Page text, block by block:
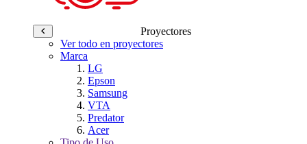
Proyectores
Ver todo en proyectores
Marca
LG
Epson
Samsung
VTA
Predator
Acer